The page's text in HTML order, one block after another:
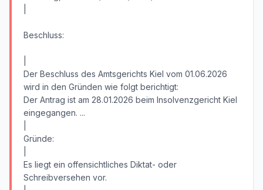
Beschluss:
Der Beschluss des Amtsgerichts Kiel vom 01.06.2026
wird in den Gründen wie folgt berichtigt:
Der Antrag ist am 28.01.2026 beim Insolvenzgericht Kiel
eingegangen. ...
Gründe:
Es liegt ein offensichtliches Diktat- oder
Schreibversehen vor.